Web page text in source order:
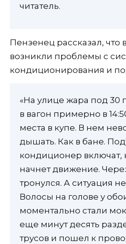
читатель.
Пензенец рассказал, что
возникли проблемы с
кондиционирования и
«На улице жара под 30
в вагон примерно в
места в купе. В нем
дышать. Как в бане.
кондиционер включат,
начнет движение.
тронулся. А ситуация
Волосы на голове у
моментально стали
еще минут десять
трусов и пошел к